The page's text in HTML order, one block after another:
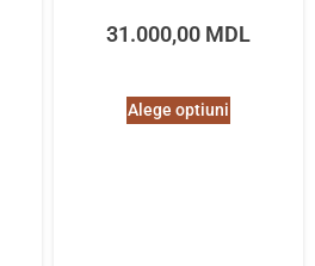
31.000,00 MDL
Alege optiuni